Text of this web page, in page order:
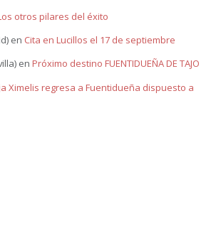
otros pilares del éxito
en Cita en Lucillos el 17 de septiembre
en Próximo destino FUENTIDUEÑA DE TAJO
Ximelis regresa a Fuentidueña dispuesto a